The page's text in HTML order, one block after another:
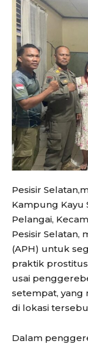
Pesisir
Kampung Kayu
Pelangai,
Pesisir
(APH) untuk
praktik
usai
setempat, yang
di lokasi
Dalam